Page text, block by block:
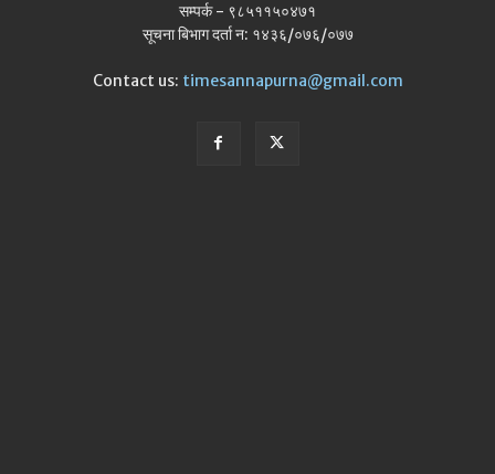
सम्पर्क - ९८५११५०४७१
सूचना बिभाग दर्ता न: १४३६/०७६/०७७
Contact us: timesannapurna@gmail.com